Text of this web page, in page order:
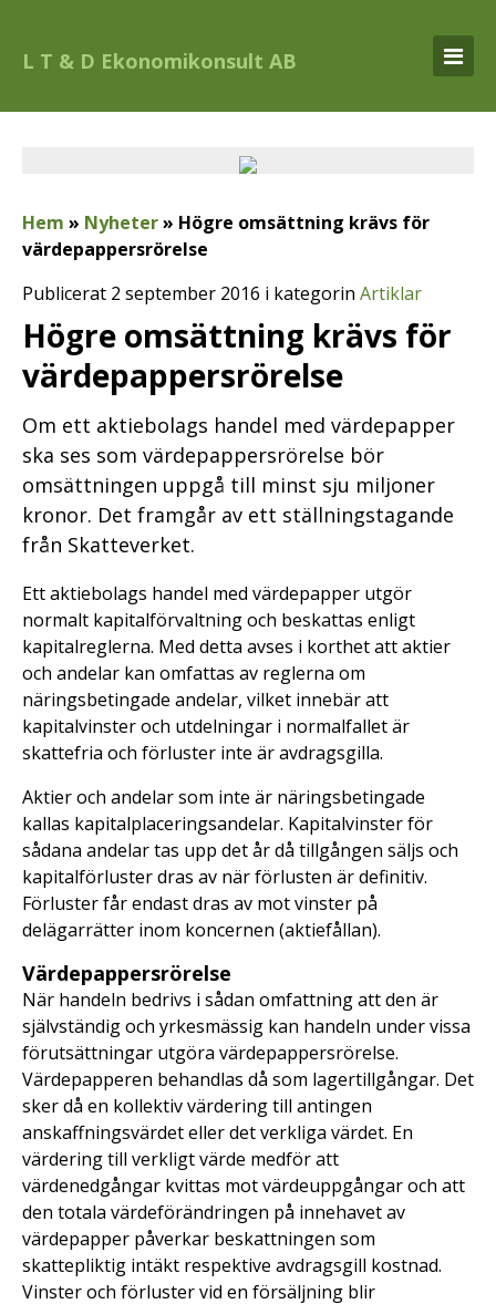
L T & D Ekonomikonsult AB
Hem » Nyheter» Högre omsättning krävs för
värdepappersrörelse
Publicerat 2 september 2016 i kategorin Artiklar
Högre omsättning krävs för
värdepappersrörelse
Om ett aktiebolags handel med värdepapper
ska ses som värdepappersrörelse bör
omsättningen uppgå till minst sju miljoner
kronor. Det framgår av ett ställningstagande
från Skatteverket.
Ett aktiebolags handel med värdepapper utgör
normalt kapitalförvaltning och beskattas enligt
kapitalreglerna. Med detta avses i korthet att aktier
och andelar kan omfattas av reglerna om
näringsbetingade andelar, vilket innebär att
kapitalvinster och utdelningar i normalfallet är
skattefria och förluster inte är avdragsgilla.
Aktier och andelar som inte är näringsbetingade
kallas kapitalplaceringsandelar. Kapitalvinster för
sådana andelar tas upp det år då tillgången säljs och
kapitalförluster dras av när förlusten är definitiv.
Förluster får endast dras av mot vinster på
delägarrätter inom koncernen (aktiefållan).
Värdepappersrörelse
När handeln bedrivs i sådan omfattning att den är
självständig och yrkesmässig kan handeln under vissa
förutsättningar utgöra värdepappersrörelse.
Värdepapperen behandlas då som lagertillgångar. Det
sker då en kollektiv värdering till antingen
anskaffningsvärdet eller det verkliga värdet. En
värdering till verkligt värde medför att
värdenedgångar kvittas mot värdeuppgångar och att
den totala värdeförändringen på innehavet av
värdepapper påverkar beskattningen som
skattepliktig intäkt respektive avdragsgill kostnad.
Vinster och förluster vid en försäljning blir